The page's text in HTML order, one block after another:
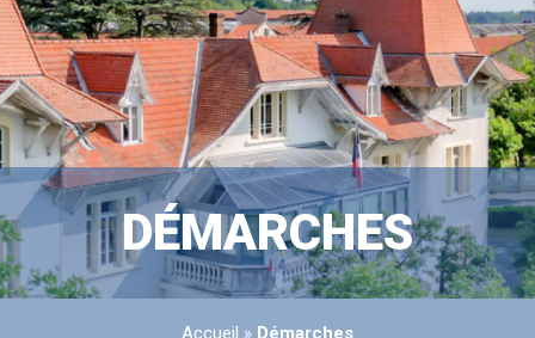
DÉMARCHES
Accueil » Démarches